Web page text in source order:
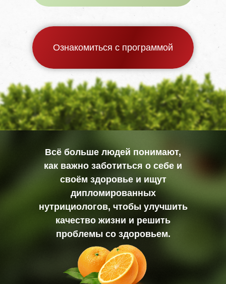
Ознакомиться с программой
Всё больше людей понимают,
как важно заботиться о себе и
своём здоровье и ищут
дипломированных
нутрициологов, чтобы улучшить
качество жизни и решить
проблемы со здоровьем.